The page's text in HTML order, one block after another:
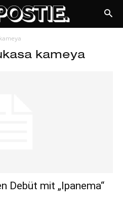
kameya
Debüt mit „Ipanema“